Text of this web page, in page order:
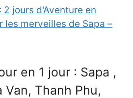
en 1 jour : Sapa ,
Van, Thanh Phu,